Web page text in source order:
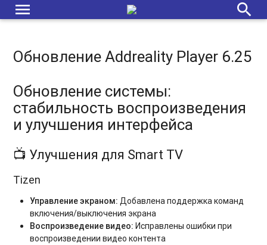
menu search
Обновление Addreality Player 6.25
Обновление системы:
стабильность воспроизведения
и улучшения интерфейса
📺 Улучшения для Smart TV
Tizen
Управление экраном: Добавлена поддержка команд
включения/выключения экрана
Воспроизведение видео: Исправлены ошибки при
воспроизведении видео контента